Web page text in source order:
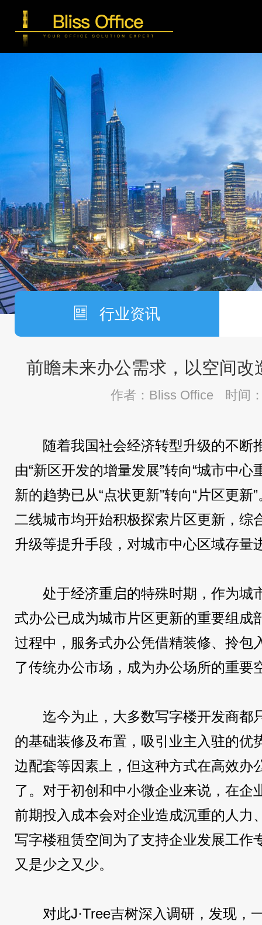
行业资讯
前瞻未来办公需求，以空间改
作者：Bliss Office 时间
随着我国社会经济转型升级的不断
由“新区开发的增量发展”转向“城市中心
新的趋势已从“点状更新”转向“片区更新
二线城市均开始积极探索片区更新，综
升级等提升手段，对城市中心区域存量
处于经济重启的特殊时期，作为城
式办公已成为城市片区更新的重要组成
过程中，服务式办公凭借精装修、拎包
了传统办公市场，成为办公场所的重要
迄今为止，大多数写字楼开发商都
的基础装修及布置，吸引业主入驻的优
边配套等因素上，但这种方式在高效办
了。对于初创和中小微企业来说，在企
前期投入成本会对企业造成沉重的人力
写字楼租赁空间为了支持企业发展工作
又是少之又少。
对此J·Tree吉树深入调研，发现，